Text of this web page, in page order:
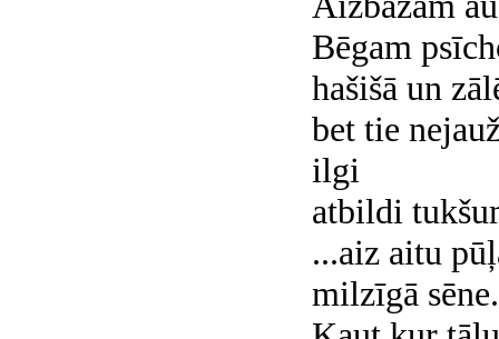
Bēgam
hašišā un
bet tie
ilgi
atbildi
...aiz aitu
milzīgā sēne.